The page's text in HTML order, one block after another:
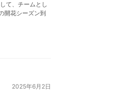
て、チームとし
開花シーズン到
2025年6月2日